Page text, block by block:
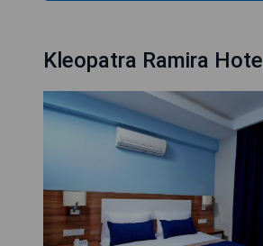
Kleopatra Ramira Hotel